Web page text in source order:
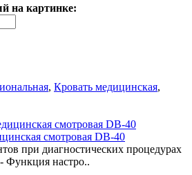
на картинке:
, Кровать медицинская,
смотровая DB-40
при диагностических процедурах
Функция настро..